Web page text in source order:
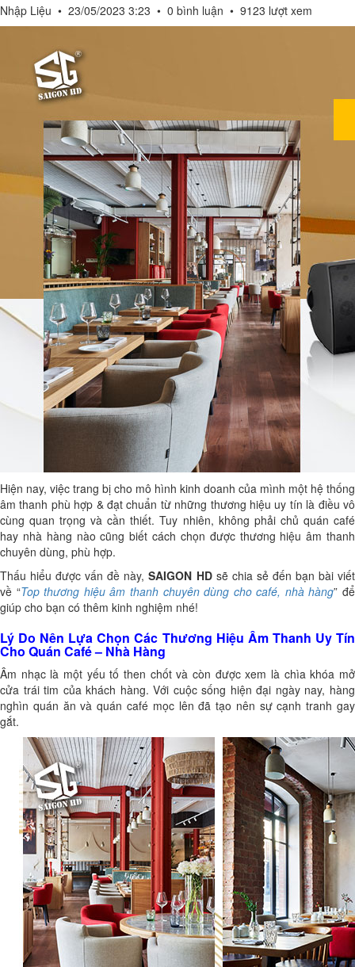
Nhập Liệu • 23/05/2023 3:23 • 0 bình luận • 9123 lượt xem
Hiện nay, việc trang bị cho mô hình kinh doanh của mình một hệ thống
âm thanh phù hợp & đạt chuẩn từ những thương hiệu uy tín là điều vô
cùng quan trọng và cần thiết. Tuy nhiên, không phải chủ quán café
hay nhà hàng nào cũng biết cách chọn được thương hiệu âm thanh
chuyên dùng, phù hợp.
Thấu hiểu được vấn đề này,SAIGON HDsẽ chia sẻ đến bạn bài viết
về “Top thương hiệu âm thanh chuyên dùng cho café, nhà hàng” để
giúp cho bạn có thêm kinh nghiệm nhé!
Lý Do Nên Lựa Chọn Các Thương Hiệu Âm Thanh Uy Tín
Cho Quán Café – Nhà Hàng
Âm nhạc là một yếu tố then chốt và còn được xem là chìa khóa mở
cửa trái tim của khách hàng. Với cuộc sống hiện đại ngày nay, hàng
nghìn quán ăn và quán café mọc lên đã tạo nên sự cạnh tranh gay
gắt.